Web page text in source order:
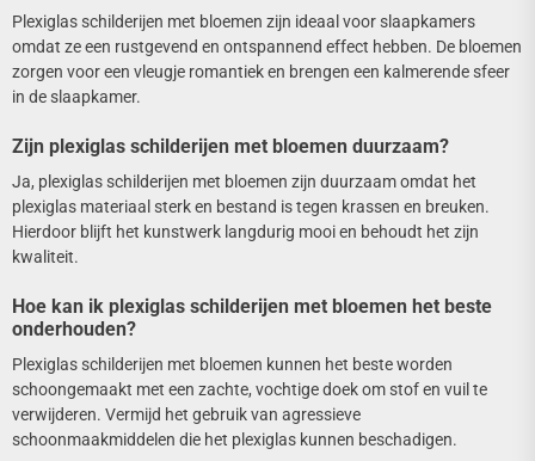
Plexiglas schilderijen met bloemen zijn ideaal voor slaapkamers
omdat ze een rustgevend en ontspannend effect hebben. De bloemen
zorgen voor een vleugje romantiek en brengen een kalmerende sfeer
in de slaapkamer.
Zijn plexiglas schilderijen met bloemen duurzaam?
Ja, plexiglas schilderijen met bloemen zijn duurzaam omdat het
plexiglas materiaal sterk en bestand is tegen krassen en breuken.
Hierdoor blijft het kunstwerk langdurig mooi en behoudt het zijn
kwaliteit.
Hoe kan ik plexiglas schilderijen met bloemen het beste
onderhouden?
Plexiglas schilderijen met bloemen kunnen het beste worden
schoongemaakt met een zachte, vochtige doek om stof en vuil te
verwijderen. Vermijd het gebruik van agressieve
schoonmaakmiddelen die het plexiglas kunnen beschadigen.